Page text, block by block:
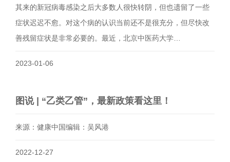
其来的新冠病毒感染之后大多数人很快转阴，但也遗留了一些
症状迟迟不愈。对这个病的认识当前还不是很充分，但尽快改
善残留症状是非常必要的。最近，北京中医药大学…
2023-01-06
图说 | “乙类乙管”，最新政策看这里！
来源：健康中国编辑：吴风港
2022-12-27